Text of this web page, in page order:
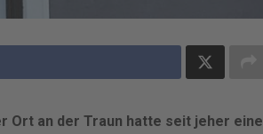
Ort an der Traun hatte seit jeher eine